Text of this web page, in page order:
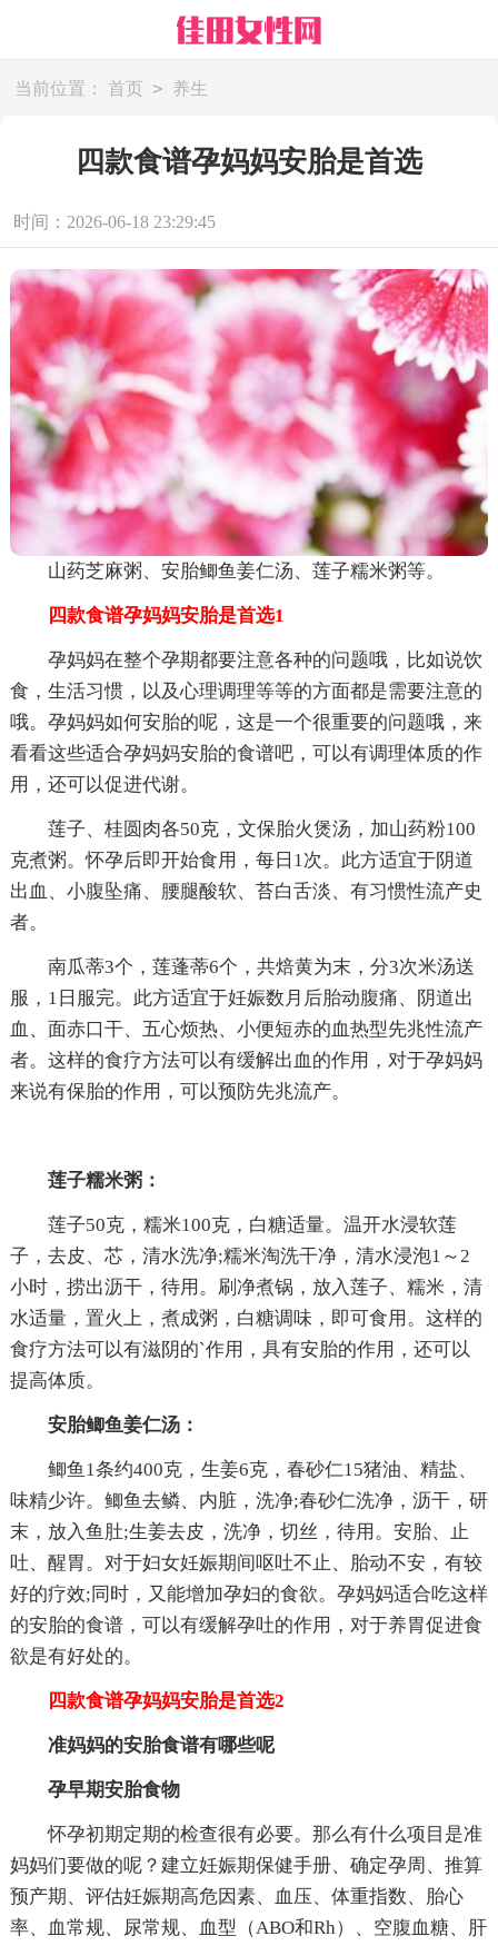
当前位置： 首页 > 养生
四款食谱孕妈妈安胎是首选
时间：2026-06-18 23:29:45
山药芝麻粥、安胎鲫鱼姜仁汤、莲子糯米粥等。
四款食谱孕妈妈安胎是首选1
孕妈妈在整个孕期都要注意各种的问题哦，比如说饮
食，生活习惯，以及心理调理等等的方面都是需要注意的
哦。孕妈妈如何安胎的呢，这是一个很重要的问题哦，来
看看这些适合孕妈妈安胎的食谱吧，可以有调理体质的作
用，还可以促进代谢。
莲子、桂圆肉各50克，文保胎火煲汤，加山药粉100
克煮粥。怀孕后即开始食用，每日1次。此方适宜于阴道
出血、小腹坠痛、腰腿酸软、苔白舌淡、有习惯性流产史
者。
南瓜蒂3个，莲蓬蒂6个，共焙黄为末，分3次米汤送
服，1日服完。此方适宜于妊娠数月后胎动腹痛、阴道出
血、面赤口干、五心烦热、小便短赤的血热型先兆性流产
者。这样的食疗方法可以有缓解出血的作用，对于孕妈妈
来说有保胎的作用，可以预防先兆流产。
莲子糯米粥：
莲子50克，糯米100克，白糖适量。温开水浸软莲
子，去皮、芯，清水洗净;糯米淘洗干净，清水浸泡1～2
小时，捞出沥干，待用。刷净煮锅，放入莲子、糯米，清
水适量，置火上，煮成粥，白糖调味，即可食用。这样的
食疗方法可以有滋阴的`作用，具有安胎的作用，还可以
提高体质。
安胎鲫鱼姜仁汤：
鲫鱼1条约400克，生姜6克，春砂仁15猪油、精盐、
味精少许。鲫鱼去鳞、内脏，洗净;春砂仁洗净，沥干，研
末，放入鱼肚;生姜去皮，洗净，切丝，待用。安胎、止
吐、醒胃。对于妇女妊娠期间呕吐不止、胎动不安，有较
好的疗效;同时，又能增加孕妇的食欲。孕妈妈适合吃这样
的安胎的食谱，可以有缓解孕吐的作用，对于养胃促进食
欲是有好处的。
四款食谱孕妈妈安胎是首选2
准妈妈的安胎食谱有哪些呢
孕早期安胎食物
怀孕初期定期的检查很有必要。那么有什么项目是准
妈妈们要做的呢？建立妊娠期保健手册、确定孕周、推算
预产期、评估妊娠期高危因素、血压、体重指数、胎心
率、血常规、尿常规、血型（ABO和Rh）、空腹血糖、肝